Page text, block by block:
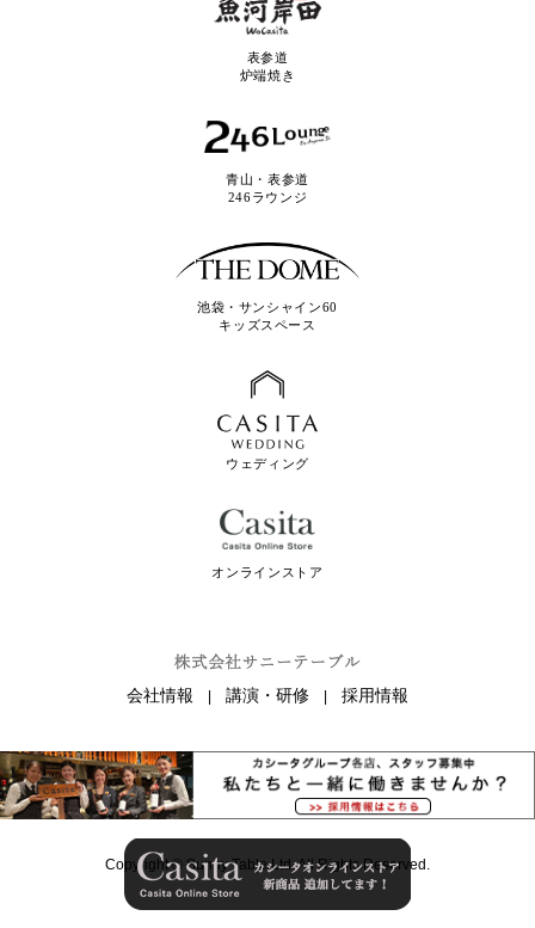
表参道
炉端焼き
青山・表参道
246ラウンジ
池袋・サンシャイン60
キッズスペース
ウェディング
オンラインストア
会社情報 | 講演・研修 | 採用情報
Copyright © Sunny Table Ltd.All Rights Reserved.